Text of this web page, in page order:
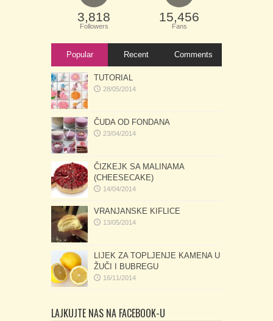
3,818
Followers
15,456
Fans
Popular Recent Comments
TUTORIAL
28/05/2014
ČUDA OD FONDANA
23/04/2014
ČIZKEJK SA MALINAMA
(CHEESECAKE)
14/04/2014
VRANJANSKE KIFLICE
13/05/2014
LIJEK ZA TOPLJENJE KAMENA U
ŽUČI I BUBREGU
16/11/2014
LAJKUJTE NAS NA FACEBOOK-U